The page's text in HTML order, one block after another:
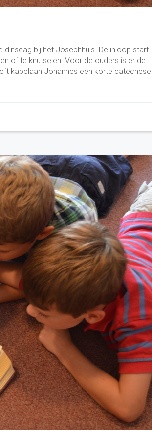
bij het Josephhuis. De inloop start
of te knutselen. Voor de ouders is er de
kapelaan Johannes een korte catechese